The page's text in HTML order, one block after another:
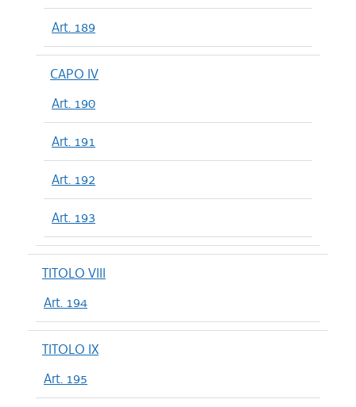
Art. 189
CAPO IV
Art. 190
Art. 191
Art. 192
Art. 193
TITOLO VIII
Art. 194
TITOLO IX
Art. 195